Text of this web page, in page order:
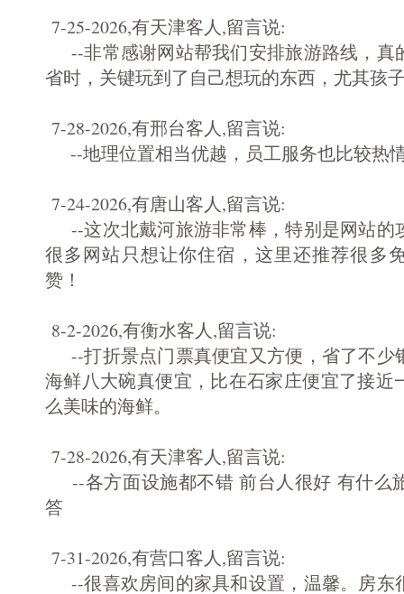
7-25-2026,有天津客人,留言说:
--非常感谢网站帮我们安排旅游路线，真
省时，关键玩到了自己想玩的东西，尤其孩
7-28-2026,有邢台客人,留言说:
--地理位置相当优越，员工服务也比较热
7-24-2026,有唐山客人,留言说:
--这次北戴河旅游非常棒，特别是网站的
很多网站只想让你住宿，这里还推荐很多
赞！
8-2-2026,有衡水客人,留言说:
--打折景点门票真便宜又方便，省了不少
海鲜八大碗真便宜，比在石家庄便宜了接近
么美味的海鲜。
7-28-2026,有天津客人,留言说:
--各方面设施都不错 前台人很好 有什么
答
7-31-2026,有营口客人,留言说:
--很喜欢房间的家具和设置，温馨。房东